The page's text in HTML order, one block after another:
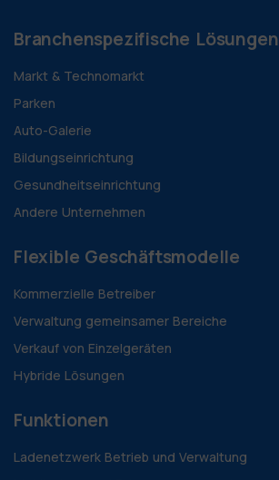
Branchenspezifische Lösungen
Markt & Technomarkt
Parken
Auto-Galerie
Bildungseinrichtung
Gesundheitseinrichtung
Andere Unternehmen
Flexible Geschäftsmodelle
Kommerzielle Betreiber
Verwaltung gemeinsamer Bereiche
Verkauf von Einzelgeräten
Hybride Lösungen
Funktionen
Ladenetzwerk Betrieb und Verwaltung